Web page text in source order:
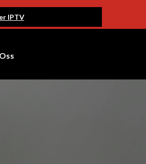
IPTV